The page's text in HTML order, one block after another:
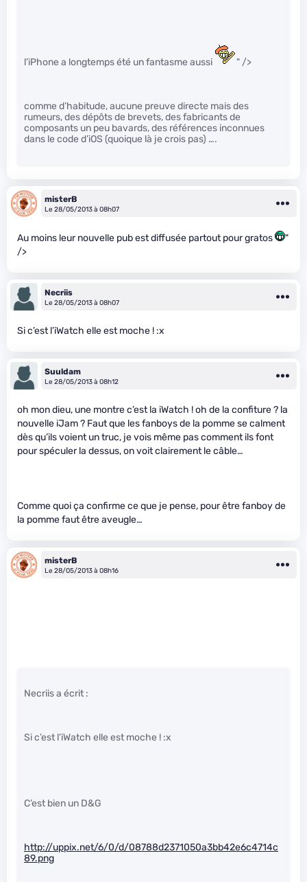
l’iPhone a longtemps été un fantasme aussi " />
comme d’habitude, aucune preuve directe mais des
rumeurs, des dépôts de brevets, des fabricants de
composants un peu bavards, des références inconnues
dans le code d’iOS (quoique là je crois pas) ….
misterB
Le 28/05/2013 à 08h07
Au moins leur nouvelle pub est diffusée partout pour gratos
"
/>
Necriis
Le 28/05/2013 à 08h07
Si c’est l’iWatch elle est moche ! :x
Suuldam
Le 28/05/2013 à 08h12
oh mon dieu, une montre c’est la iWatch ! oh de la confiture ? la
nouvelle iJam ? Faut que les fanboys de la pomme se calment
dès qu’ils voient un truc, je vois même pas comment ils font
pour spéculer la dessus, on voit clairement le câble…
Comme quoi ça confirme ce que je pense, pour être fanboy de
la pomme faut être aveugle…
misterB
Le 28/05/2013 à 08h16
Necriis a écrit :
Si c’est l’iWatch elle est moche ! :x
C’est bien un D&G
http://uppix.net/6/0/d/08788d2371050a3bb42e6c4714c
89.png